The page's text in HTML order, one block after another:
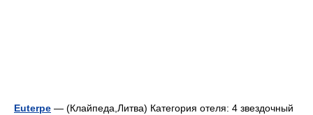
Euterpe — (Клайпеда,Литва) Категория отеля: 4 звездочный